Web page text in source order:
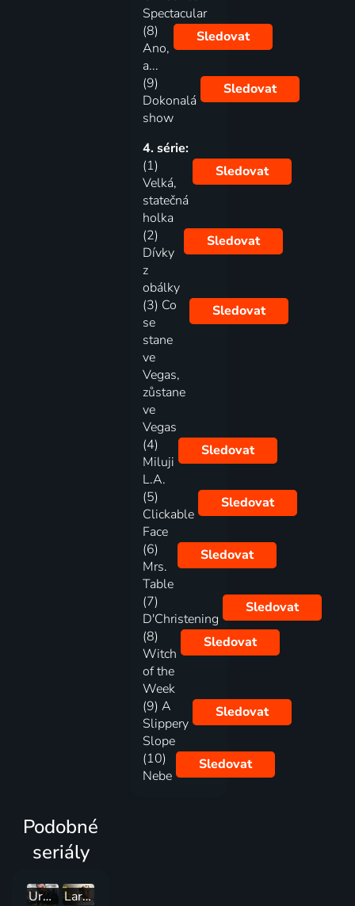
Spectacular
(8)
Ano,
a...
Sledovat
(9)
Dokonalá
show
Sledovat
4. série:
(1)
Velká,
statečná
holka
Sledovat
(2)
Dívky
z
obálky
Sledovat
(3) Co
se
stane
ve
Vegas,
zůstane
ve
Vegas
Sledovat
(4)
Miluji
L.A.
Sledovat
(5)
Clickable
Face
Sledovat
(6)
Mrs.
Table
Sledovat
(7)
D'Christening
Sledovat
(8)
Witch
of the
Week
Sledovat
(9) A
Slippery
Slope
Sledovat
(10)
Nebe
Sledovat
Podobné
seriály
Urgent (ASL)
Larry, kroť se